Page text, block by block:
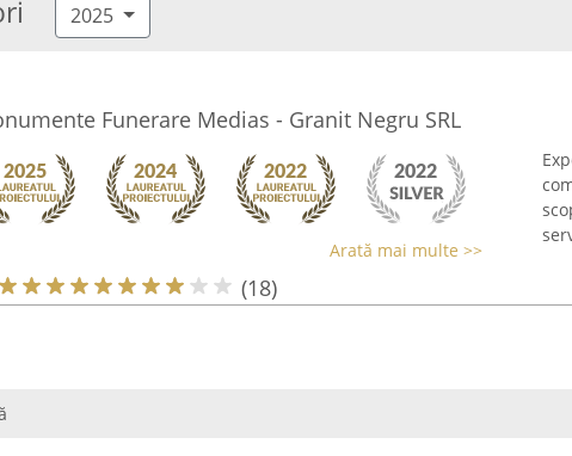
2025
Funerare Medias - Granit Negru SRL
Arată mai multe >>
(18)